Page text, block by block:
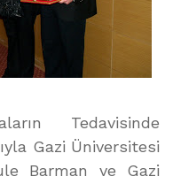
Tedavisinde
Gazi Üniversitesi
Barman ve Gazi